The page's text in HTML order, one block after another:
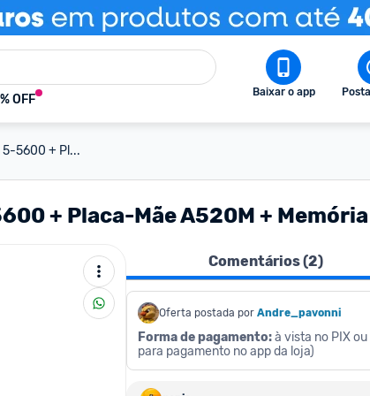
OFF Baixar o app
5-5600 + Pl...
+ Placa-Mãe A520M + Memória
Comentários (2)
Oferta postada por Andre_pavonni
Forma de pagamento: à vista no PIX
para pagamento no app da loja)